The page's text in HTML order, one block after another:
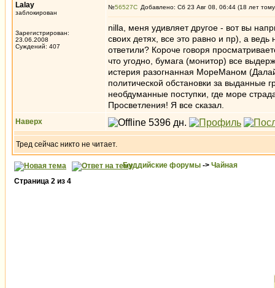
Lalay
заблокирован
Зарегистрирован:
23.06.2008
Суждений: 407
№56527 Добавлено: Сб 23 Авг 08, 06:44 (18 лет
nilla, меня удивляет другое - вот вы
своих детях, все это равно и пр), а
ответили? Короче говоря
что угодно, бумага (монитор) все
истерия разогнанная МореМаном
политической обстановки за выданные
необдуманные поступки, где море
Просветления! Я все сказал.
Наверх
Тред сейчас никто не читает.
Буддийские форумы -> Чайная
Страница 2 из 4